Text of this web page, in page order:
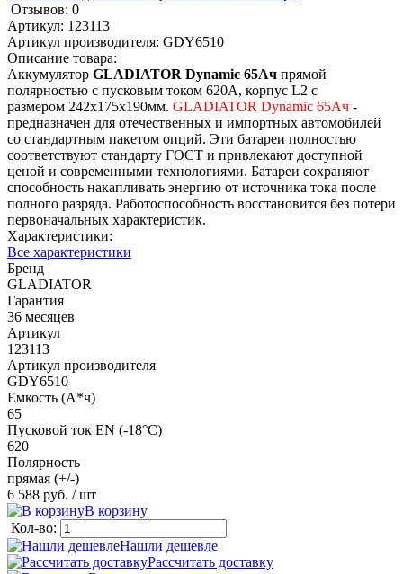
Отзывов: 0
Артикул: 123113
Артикул производителя: GDY6510
Описание товара:
Аккумулятор GLADIATOR Dynamic 65Ач прямой
полярностью с пусковым током 620А, корпус L2 с
размером 242х175х190мм. GLADIATOR Dynamic 65Ач -
предназначен для отечественных и импортных автомобилей
со стандартным пакетом опций. Эти батареи полностью
соответствуют стандарту ГОСТ и привлекают доступной
ценой и современными технологиями. Батареи сохраняют
способность накапливать энергию от источника тока после
полного разряда. Работоспособность восстановится без потери
первоначальных характеристик.
Характеристики:
Все характеристики
Бренд
GLADIATOR
Гарантия
36 месяцев
Артикул
123113
Артикул производителя
GDY6510
Емкость (А*ч)
65
Пусковой ток EN (-18°C)
620
Полярность
прямая (+/-)
6 588 руб. / шт
В корзину
Кол-во:
Нашли дешевле
Рассчитать доставку